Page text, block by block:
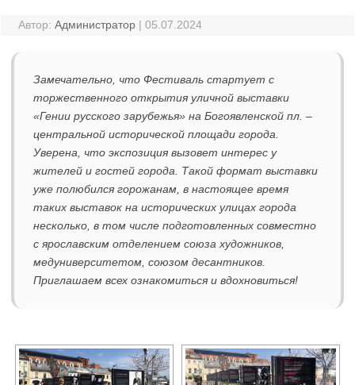
Автор: Администратор | 05.07.2024
Замечательно, что Фестиваль стартует с
торжественного открытия уличной выставки
«Гении русского зарубежья» на Богоявленской пл. –
центральной исторической площади города.
Уверена, что экспозиция вызовет интерес у
жителей и гостей города. Такой формат выставки
уже полюбился горожанам, в настоящее время
таких выставок на исторических улицах города
несколько, в том числе подготовленных совместно
с ярославским отделением союза художников,
медуниверситетом, союзом десантников.
Приглашаем всех ознакомиться и вдохновиться!